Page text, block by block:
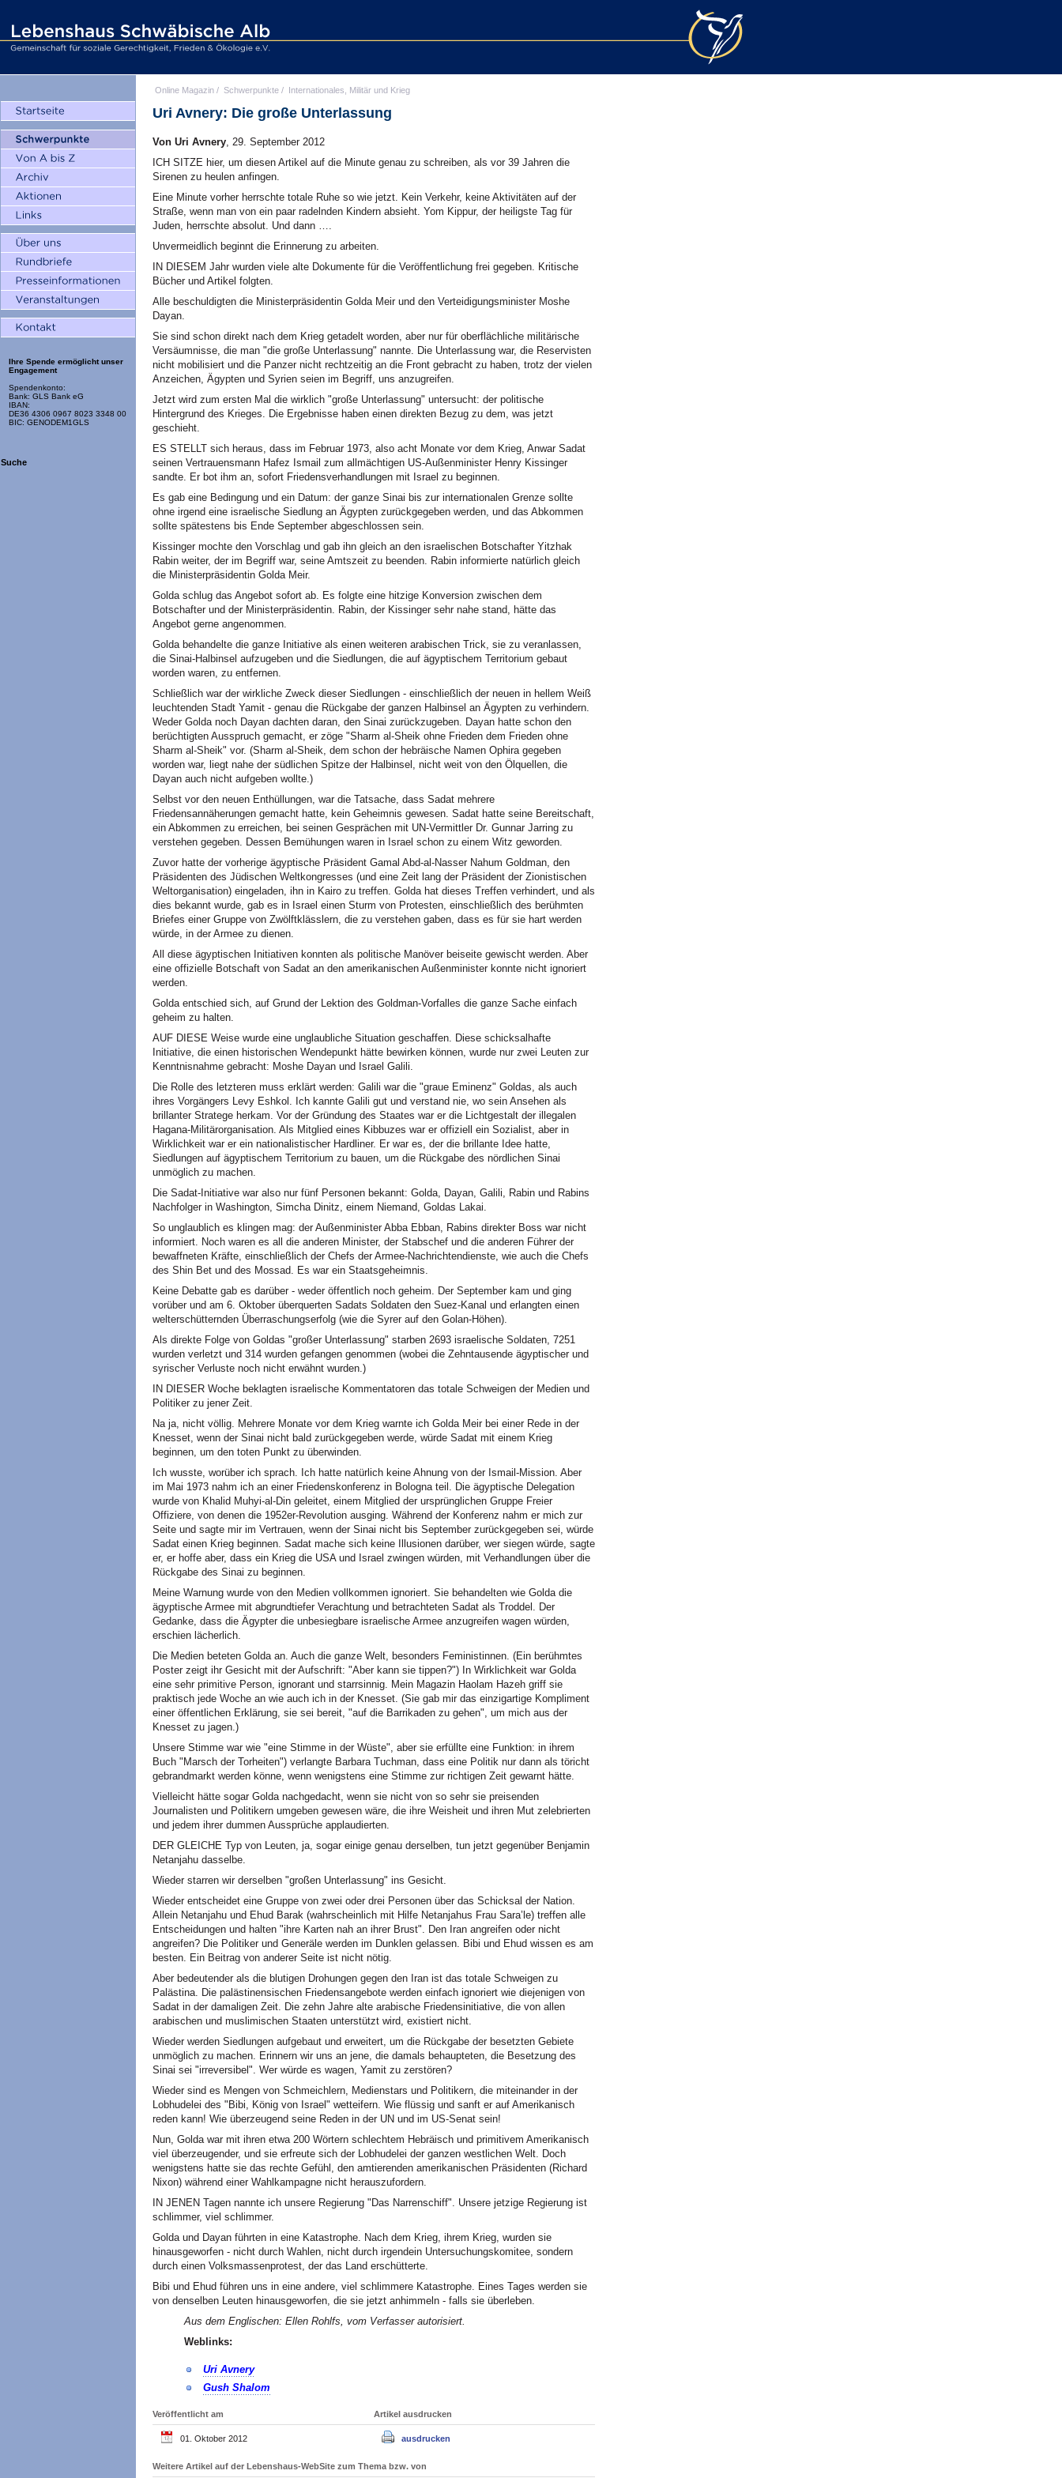
Ihre Spende ermöglicht unser
Engagement
Spendenkonto:
Bank: GLS Bank eG
IBAN:
DE36 4306 0967 8023 3348 00
BIC: GENODEM1GLS
Suche
Online Magazin / Schwerpunkte / Internationales, Militär und Krieg
Uri Avnery: Die große Unterlassung
Von Uri Avnery, 29. September 2012
ICH SITZE hier, um diesen Artikel auf die Minute genau zu schreiben, als vor 39 Jahren die
Sirenen zu heulen anfingen.
Eine Minute vorher herrschte totale Ruhe so wie jetzt. Kein Verkehr, keine Aktivitäten auf der
Straße, wenn man von ein paar radelnden Kindern absieht. Yom Kippur, der heiligste Tag für
Juden, herrschte absolut. Und dann ….
Unvermeidlich beginnt die Erinnerung zu arbeiten.
IN DIESEM Jahr wurden viele alte Dokumente für die Veröffentlichung frei gegeben. Kritische
Bücher und Artikel folgten.
Alle beschuldigten die Ministerpräsidentin Golda Meir und den Verteidigungsminister Moshe
Dayan.
Sie sind schon direkt nach dem Krieg getadelt worden, aber nur für oberflächliche militärische
Versäumnisse, die man "die große Unterlassung" nannte. Die Unterlassung war, die Reservisten
nicht mobilisiert und die Panzer nicht rechtzeitig an die Front gebracht zu haben, trotz der vielen
Anzeichen, Ägypten und Syrien seien im Begriff, uns anzugreifen.
Jetzt wird zum ersten Mal die wirklich "große Unterlassung" untersucht: der politische
Hintergrund des Krieges. Die Ergebnisse haben einen direkten Bezug zu dem, was jetzt
geschieht.
ES STELLT sich heraus, dass im Februar 1973, also acht Monate vor dem Krieg, Anwar Sadat
seinen Vertrauensmann Hafez Ismail zum allmächtigen US-Außenminister Henry Kissinger
sandte. Er bot ihm an, sofort Friedensverhandlungen mit Israel zu beginnen.
Es gab eine Bedingung und ein Datum: der ganze Sinai bis zur internationalen Grenze sollte
ohne irgend eine israelische Siedlung an Ägypten zurückgegeben werden, und das Abkommen
sollte spätestens bis Ende September abgeschlossen sein.
Kissinger mochte den Vorschlag und gab ihn gleich an den israelischen Botschafter Yitzhak
Rabin weiter, der im Begriff war, seine Amtszeit zu beenden. Rabin informierte natürlich gleich
die Ministerpräsidentin Golda Meir.
Golda schlug das Angebot sofort ab. Es folgte eine hitzige Konversion zwischen dem
Botschafter und der Ministerpräsidentin. Rabin, der Kissinger sehr nahe stand, hätte das
Angebot gerne angenommen.
Golda behandelte die ganze Initiative als einen weiteren arabischen Trick, sie zu veranlassen,
die Sinai-Halbinsel aufzugeben und die Siedlungen, die auf ägyptischem Territorium gebaut
worden waren, zu entfernen.
Schließlich war der wirkliche Zweck dieser Siedlungen - einschließlich der neuen in hellem Weiß
leuchtenden Stadt Yamit - genau die Rückgabe der ganzen Halbinsel an Ägypten zu verhindern.
Weder Golda noch Dayan dachten daran, den Sinai zurückzugeben. Dayan hatte schon den
berüchtigten Ausspruch gemacht, er zöge "Sharm al-Sheik ohne Frieden dem Frieden ohne
Sharm al-Sheik" vor. (Sharm al-Sheik, dem schon der hebräische Namen Ophira gegeben
worden war, liegt nahe der südlichen Spitze der Halbinsel, nicht weit von den Ölquellen, die
Dayan auch nicht aufgeben wollte.)
Selbst vor den neuen Enthüllungen, war die Tatsache, dass Sadat mehrere
Friedensannäherungen gemacht hatte, kein Geheimnis gewesen. Sadat hatte seine Bereitschaft,
ein Abkommen zu erreichen, bei seinen Gesprächen mit UN-Vermittler Dr. Gunnar Jarring zu
verstehen gegeben. Dessen Bemühungen waren in Israel schon zu einem Witz geworden.
Zuvor hatte der vorherige ägyptische Präsident Gamal Abd-al-Nasser Nahum Goldman, den
Präsidenten des Jüdischen Weltkongresses (und eine Zeit lang der Präsident der Zionistischen
Weltorganisation) eingeladen, ihn in Kairo zu treffen. Golda hat dieses Treffen verhindert, und als
dies bekannt wurde, gab es in Israel einen Sturm von Protesten, einschließlich des berühmten
Briefes einer Gruppe von Zwölftklässlern, die zu verstehen gaben, dass es für sie hart werden
würde, in der Armee zu dienen.
All diese ägyptischen Initiativen konnten als politische Manöver beiseite gewischt werden. Aber
eine offizielle Botschaft von Sadat an den amerikanischen Außenminister konnte nicht ignoriert
werden.
Golda entschied sich, auf Grund der Lektion des Goldman-Vorfalles die ganze Sache einfach
geheim zu halten.
AUF DIESE Weise wurde eine unglaubliche Situation geschaffen. Diese schicksalhafte
Initiative, die einen historischen Wendepunkt hätte bewirken können, wurde nur zwei Leuten zur
Kenntnisnahme gebracht: Moshe Dayan und Israel Galili.
Die Rolle des letzteren muss erklärt werden: Galili war die "graue Eminenz" Goldas, als auch
ihres Vorgängers Levy Eshkol. Ich kannte Galili gut und verstand nie, wo sein Ansehen als
brillanter Stratege herkam. Vor der Gründung des Staates war er die Lichtgestalt der illegalen
Hagana-Militärorganisation. Als Mitglied eines Kibbuzes war er offiziell ein Sozialist, aber in
Wirklichkeit war er ein nationalistischer Hardliner. Er war es, der die brillante Idee hatte,
Siedlungen auf ägyptischem Territorium zu bauen, um die Rückgabe des nördlichen Sinai
unmöglich zu machen.
Die Sadat-Initiative war also nur fünf Personen bekannt: Golda, Dayan, Galili, Rabin und Rabins
Nachfolger in Washington, Simcha Dinitz, einem Niemand, Goldas Lakai.
So unglaublich es klingen mag: der Außenminister Abba Ebban, Rabins direkter Boss war nicht
informiert. Noch waren es all die anderen Minister, der Stabschef und die anderen Führer der
bewaffneten Kräfte, einschließlich der Chefs der Armee-Nachrichtendienste, wie auch die Chefs
des Shin Bet und des Mossad. Es war ein Staatsgeheimnis.
Keine Debatte gab es darüber - weder öffentlich noch geheim. Der September kam und ging
vorüber und am 6. Oktober überquerten Sadats Soldaten den Suez-Kanal und erlangten einen
welterschütternden Überraschungserfolg (wie die Syrer auf den Golan-Höhen).
Als direkte Folge von Goldas "großer Unterlassung" starben 2693 israelische Soldaten, 7251
wurden verletzt und 314 wurden gefangen genommen (wobei die Zehntausende ägyptischer und
syrischer Verluste noch nicht erwähnt wurden.)
IN DIESER Woche beklagten israelische Kommentatoren das totale Schweigen der Medien und
Politiker zu jener Zeit.
Na ja, nicht völlig. Mehrere Monate vor dem Krieg warnte ich Golda Meir bei einer Rede in der
Knesset, wenn der Sinai nicht bald zurückgegeben werde, würde Sadat mit einem Krieg
beginnen, um den toten Punkt zu überwinden.
Ich wusste, worüber ich sprach. Ich hatte natürlich keine Ahnung von der Ismail-Mission. Aber
im Mai 1973 nahm ich an einer Friedenskonferenz in Bologna teil. Die ägyptische Delegation
wurde von Khalid Muhyi-al-Din geleitet, einem Mitglied der ursprünglichen Gruppe Freier
Offiziere, von denen die 1952er-Revolution ausging. Während der Konferenz nahm er mich zur
Seite und sagte mir im Vertrauen, wenn der Sinai nicht bis September zurückgegeben sei, würde
Sadat einen Krieg beginnen. Sadat mache sich keine Illusionen darüber, wer siegen würde, sagte
er, er hoffe aber, dass ein Krieg die USA und Israel zwingen würden, mit Verhandlungen über die
Rückgabe des Sinai zu beginnen.
Meine Warnung wurde von den Medien vollkommen ignoriert. Sie behandelten wie Golda die
ägyptische Armee mit abgrundtiefer Verachtung und betrachteten Sadat als Troddel. Der
Gedanke, dass die Ägypter die unbesiegbare israelische Armee anzugreifen wagen würden,
erschien lächerlich.
Die Medien beteten Golda an. Auch die ganze Welt, besonders Feministinnen. (Ein berühmtes
Poster zeigt ihr Gesicht mit der Aufschrift: "Aber kann sie tippen?") In Wirklichkeit war Golda
eine sehr primitive Person, ignorant und starrsinnig. Mein Magazin Haolam Hazeh griff sie
praktisch jede Woche an wie auch ich in der Knesset. (Sie gab mir das einzigartige Kompliment
einer öffentlichen Erklärung, sie sei bereit, "auf die Barrikaden zu gehen", um mich aus der
Knesset zu jagen.)
Unsere Stimme war wie "eine Stimme in der Wüste", aber sie erfüllte eine Funktion: in ihrem
Buch "Marsch der Torheiten") verlangte Barbara Tuchman, dass eine Politik nur dann als töricht
gebrandmarkt werden könne, wenn wenigstens eine Stimme zur richtigen Zeit gewarnt hätte.
Vielleicht hätte sogar Golda nachgedacht, wenn sie nicht von so sehr sie preisenden
Journalisten und Politikern umgeben gewesen wäre, die ihre Weisheit und ihren Mut zelebrierten
und jedem ihrer dummen Aussprüche applaudierten.
DER GLEICHE Typ von Leuten, ja, sogar einige genau derselben, tun jetzt gegenüber Benjamin
Netanjahu dasselbe.
Wieder starren wir derselben "großen Unterlassung" ins Gesicht.
Wieder entscheidet eine Gruppe von zwei oder drei Personen über das Schicksal der Nation.
Allein Netanjahu und Ehud Barak (wahrscheinlich mit Hilfe Netanjahus Frau Sara’le) treffen alle
Entscheidungen und halten "ihre Karten nah an ihrer Brust". Den Iran angreifen oder nicht
angreifen? Die Politiker und Generäle werden im Dunklen gelassen. Bibi und Ehud wissen es am
besten. Ein Beitrag von anderer Seite ist nicht nötig.
Aber bedeutender als die blutigen Drohungen gegen den Iran ist das totale Schweigen zu
Palästina. Die palästinensischen Friedensangebote werden einfach ignoriert wie diejenigen von
Sadat in der damaligen Zeit. Die zehn Jahre alte arabische Friedensinitiative, die von allen
arabischen und muslimischen Staaten unterstützt wird, existiert nicht.
Wieder werden Siedlungen aufgebaut und erweitert, um die Rückgabe der besetzten Gebiete
unmöglich zu machen. Erinnern wir uns an jene, die damals behaupteten, die Besetzung des
Sinai sei "irreversibel". Wer würde es wagen, Yamit zu zerstören?
Wieder sind es Mengen von Schmeichlern, Medienstars und Politikern, die miteinander in der
Lobhudelei des "Bibi, König von Israel" wetteifern. Wie flüssig und sanft er auf Amerikanisch
reden kann! Wie überzeugend seine Reden in der UN und im US-Senat sein!
Nun, Golda war mit ihren etwa 200 Wörtern schlechtem Hebräisch und primitivem Amerikanisch
viel überzeugender, und sie erfreute sich der Lobhudelei der ganzen westlichen Welt. Doch
wenigstens hatte sie das rechte Gefühl, den amtierenden amerikanischen Präsidenten (Richard
Nixon) während einer Wahlkampagne nicht herauszufordern.
IN JENEN Tagen nannte ich unsere Regierung "Das Narrenschiff". Unsere jetzige Regierung ist
schlimmer, viel schlimmer.
Golda und Dayan führten in eine Katastrophe. Nach dem Krieg, ihrem Krieg, wurden sie
hinausgeworfen - nicht durch Wahlen, nicht durch irgendein Untersuchungskomitee, sondern
durch einen Volksmassenprotest, der das Land erschütterte.
Bibi und Ehud führen uns in eine andere, viel schlimmere Katastrophe. Eines Tages werden sie
von denselben Leuten hinausgeworfen, die sie jetzt anhimmeln - falls sie überleben.
Aus dem Englischen: Ellen Rohlfs, vom Verfasser autorisiert.
Weblinks:
Uri Avnery
Gush Shalom
Veröffentlicht am
01. Oktober 2012
Artikel ausdrucken
ausdrucken
Weitere Artikel auf der Lebenshaus-WebSite zum Thema bzw. von